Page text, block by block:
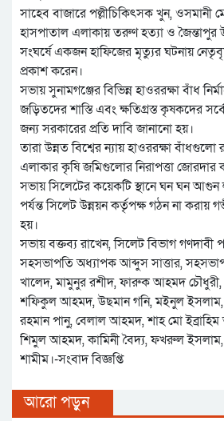
সাহেব বাজারে পল্লীচিকিৎসক খুন, ওসমানী
হাসপাতাল এলাকায় তরুণ হত্যা ও জৈন্তাপুর
সংঘর্ষে একজন হাফিজের মৃত্যুর ঘটনায়
প্রকাশ করেন।
সভায় সুনামগঞ্জের বিভিন্ন হাওররক্ষা বাঁধ
জড়িতদের শাস্তি এবং ক্ষতিগ্রস্ত কৃষকদের
জন্য সরকারের প্রতি দাবি জানানো হয়।
তারা উন্নত বিশ্বের ন্যায় হাওররক্ষা বাঁধগুলো
এলাকার কৃষি জমিগুলোর নিরাপত্তা জোরদার
সভায় সিলেটের কয়েকটি স্থানে ঘন ঘন
পর্যন্ত সিলেট উন্নয়ন কর্তৃপক্ষ গঠন না করায়
হয়।
সভায় বক্তব্য রাখেন, সিলেট বিভাগ গণদাবী
সহসভাপতি অধ্যাপক আব্দুস সাত্তার,
খালেদ, মামুনুর রশীদ, ফারুক আহমদ
শফিকুল আহমদ, উছমান গনি, মইনুল
রহমান পানু, বেলাল আহমদ, শাহ মো ইব্রাহিম
শিমুল আহমদ, কামিনী বৈদ্য, ফখরুল
শামীম।-সংবাদ বিজ্ঞপ্তি
আরো পড়ুন